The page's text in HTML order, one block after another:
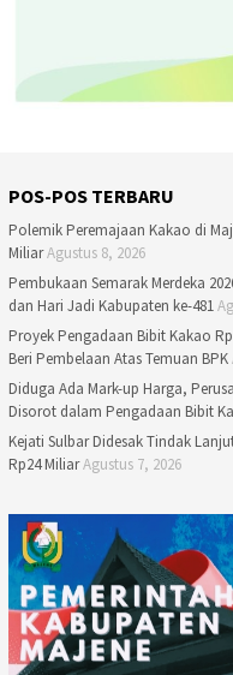
POS-POS TERBARU
Polemik Peremajaan Kakao di
MiliarAgustus 8, 2026
Pembukaan Semarak Merdeka
dan Hari Jadi Kabupaten ke-481
Proyek Pengadaan Bibit Kakao
Beri Pembelaan Atas Temuan BPK
Diduga Ada Mark-up Harga,
Disorot dalam Pengadaan Bibit
Kejati Sulbar Didesak Tindak
Rp24 MiliarAgustus 7, 2026